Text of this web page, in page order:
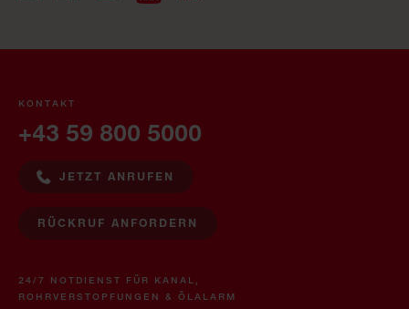
KONTAKT
+43 59 800 5000
JETZT ANRUFEN
RÜCKRUF ANFORDERN
24/7 NOTDIENST FÜR KANAL,
ROHRVERSTOPFUNGEN & ÖLALARM